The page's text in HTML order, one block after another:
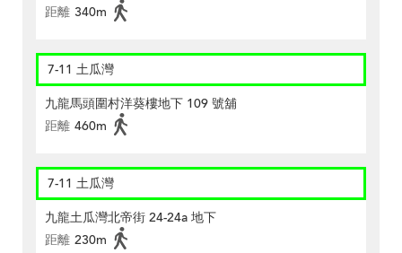
距離 340m
7-11 土瓜灣
九龍馬頭圍村洋葵樓地下 109 號舖
距離 460m
7-11 土瓜灣
九龍土瓜灣北帝街 24-24a 地下
距離 230m